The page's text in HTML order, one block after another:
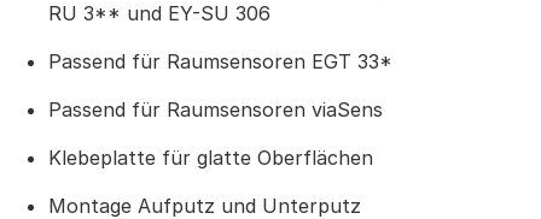
RU 3** und EY-SU 306
Passend für Raumsensoren EGT 33*
Passend für Raumsensoren viaSens
Klebeplatte für glatte Oberflächen
Montage Aufputz und Unterputz